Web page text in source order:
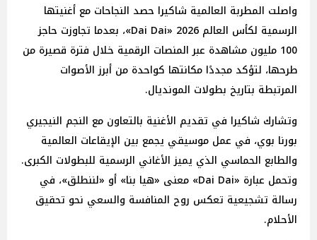
واصلت المطربة العالمية شاكيرا حصد النجاحات مع أغنيتها
الرسمية لكأس العالم 2026 «Dai Dai»، بعدما تجاوزت حاجز
100 مليون مشاهدة عبر المنصات الرقمية خلال فترة قصيرة من
طرحها، لتؤكد مجددًا مكانتها كواحدة من أبرز الأصوات
المرتبطة بتاريخ بطولات المونديال.
وتشارك شاكيرا في تقديم الأغنية بالتعاون مع النجم النيجيري
بورنا بوي، في عمل موسيقي يجمع بين الإيقاعات العالمية
والطابع الحماسي الذي يميز الأغاني الرسمية للبطولات الكبرى.
وتحمل عبارة «Dai Dai» معنى «هيا بنا» أو «لننطلق»، في
رسالة تشجيعية تعكس روح المنافسة والسعي نحو تحقيق
الأحلام.